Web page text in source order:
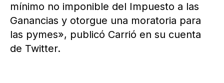
mínimo no imponible del Impuesto a las
Ganancias y otorgue una moratoria para
las pymes», publicó Carrió en su cuenta
de Twitter.